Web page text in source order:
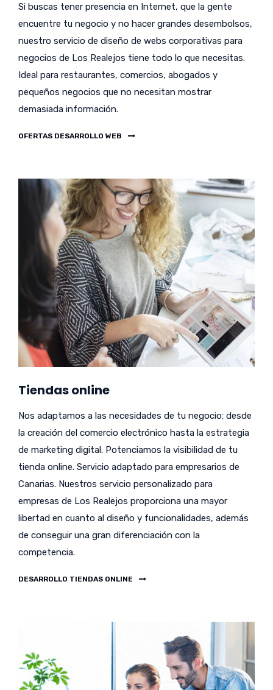
Si buscas tener presencia en Internet, que la gente
encuentre tu negocio y no hacer grandes desembolsos,
nuestro servicio de diseño de webs corporativas para
negocios de Los Realejos tiene todo lo que necesitas.
Ideal para restaurantes, comercios, abogados y
pequeños negocios que no necesitan mostrar
demasiada información.
OFERTAS DESARROLLO WEB
Tiendas online
Nos adaptamos a las necesidades de tu negocio: desde
la creación del comercio electrónico hasta la estrategia
de marketing digital. Potenciamos la visibilidad de tu
tienda online. Servicio adaptado para empresarios de
Canarias. Nuestros servicio personalizado para
empresas de Los Realejos proporciona una mayor
libertad en cuanto al diseño y funcionalidades, además
de conseguir una gran diferenciación con la
competencia.
DESARROLLO TIENDAS ONLINE